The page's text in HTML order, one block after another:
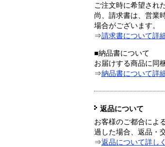
ご注文時に希望され
尚、請求書は、営業
場合がございます。
⇒請求書について詳
■納品書について
お届けする商品に同
⇒納品書について詳
返品について
お客様のご都合によ
過した場合、返品・
⇒返品について詳し